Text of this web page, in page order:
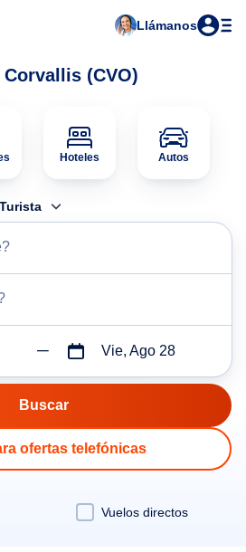
Llámanos
(CVO)
Hoteles Autos
Turista
Vie, Ago 28
ofertas telefónicas
Vuelos directos